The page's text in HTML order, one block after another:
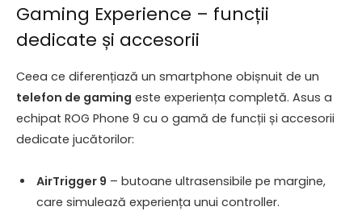
Gaming Experience – funcții
dedicate și accesorii
Ceea ce diferențiază un smartphone obișnuit de un
telefon de gaming este experiența completă. Asus a
echipat ROG Phone 9 cu o gamă de funcții și accesorii
dedicate jucătorilor:
AirTrigger 9 – butoane ultrasensibile pe margine,
care simulează experiența unui controller.